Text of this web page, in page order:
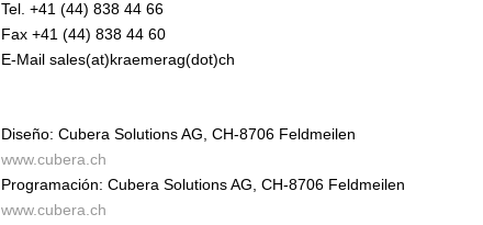
Tel. +41 (44) 838 44 66
Fax +41 (44) 838 44 60
E-Mail sales(at)kraemerag(dot)ch
Diseño: Cubera Solutions AG, CH-8706 Feldmeilen
www.cubera.ch
Programación: Cubera Solutions AG, CH-8706 Feldmeilen
www.cubera.ch